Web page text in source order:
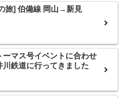
旅] 伯備線 岡山→新見
ーマス号イベントに合わせ
川鉄道に行ってきました